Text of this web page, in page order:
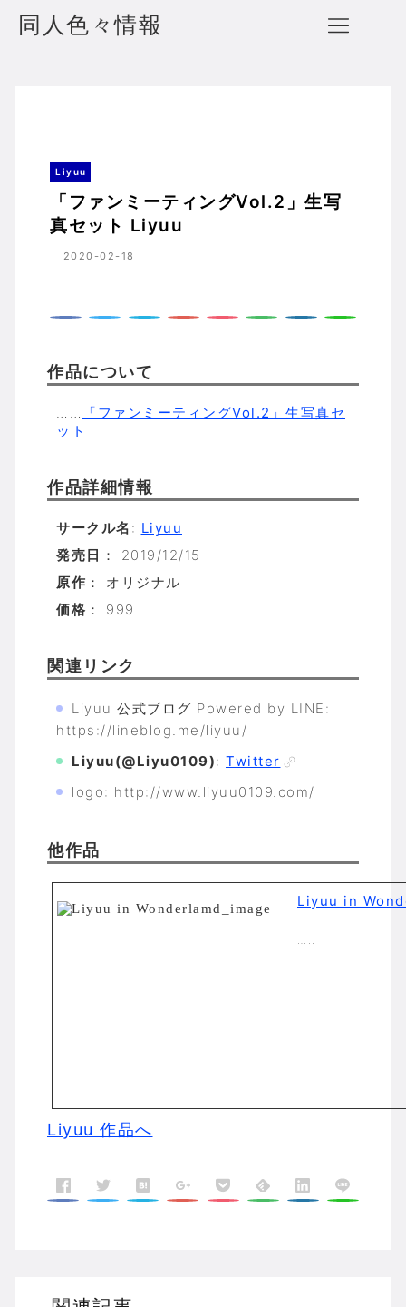
同人色々情報
Liyuu
「ファンミーティングVol.2」生写
真セット Liyuu
2020-02-18
作品について
……
「ファンミーティングVol.2」生写真セ
ット
作品詳細情報
サークル名 : Liyuu
発売日 ： 2019/12/15
原作 ： オリジナル
価格 ： 999
関連リンク
Liyuu 公式ブログ Powered by LINE:
https://lineblog.me/liyuu/
Liyuu(@Liyu0109): Twitter
logo: http://www.liyuu0109.com/
他作品
Liyuu in
…..
Liyuu 作品へ